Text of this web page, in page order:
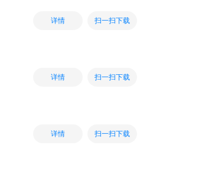
详情 扫一扫下载
详情 扫一扫下载
详情 扫一扫下载